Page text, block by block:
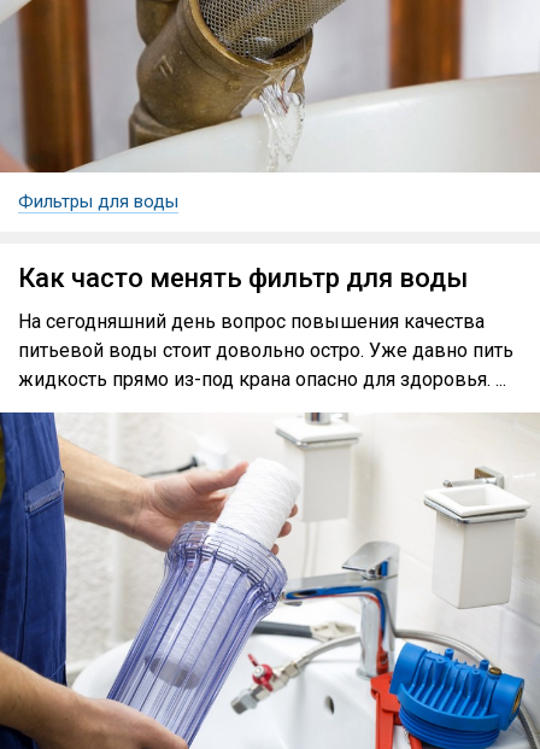
Фильтры для воды
Как часто менять фильтр для воды
На сегодняшний день вопрос повышения качества
питьевой воды стоит довольно остро. Уже давно пить
жидкость прямо из-под крана опасно для здоровья. ...